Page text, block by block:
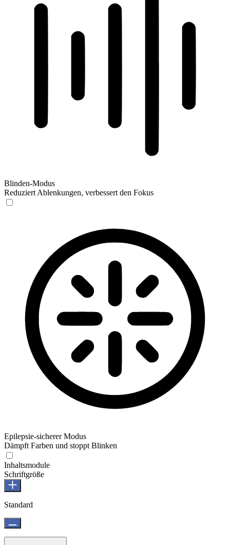
Blinden-Modus
Reduziert Ablenkungen, verbessert den Fokus
Epilepsie-sicherer Modus
Dämpft Farben und stoppt Blinken
Inhaltsmodule
Schriftgröße
Standard